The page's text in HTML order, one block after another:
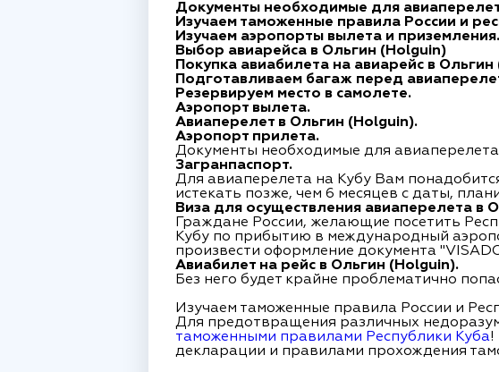
Документы необходимые для
Изучаем таможенные правила России и
Изучаем аэропорты вылета и приземления.
Выбор авиарейса в Ольгин (Holguin)
Покупка авиабилета на авиарейс в Ольгин
Подготавливаем багаж перед
Резервируем место в самолете.
Аэропорт вылета.
Авиаперелет в Ольгин (Holguin).
Аэропорт прилета.
Документы необходимые для
Загранпаспорт.
Для авиаперелета на Кубу Вам
истекать позже, чем 6 месяцев с даты,
Виза для осуществления авиаперелета в
Граждане России, желающие посетить
Кубу по прибытию в международный
произвести оформление документа
Авиабилет на рейс в Ольгин (Holguin).
Без него будет крайне проблематично
Изучаем таможенные правила России и
Для предотвращения различных
таможенными правилами Республики Куба!
декларации и правилами прохождения